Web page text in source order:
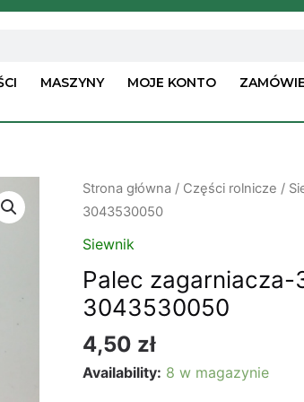
MASZYNY MOJE KONTO
Strona główna / Części rolnicze /
3043530050
Siewnik
Palec
3043530050
4,50 zł
Availability: 8 w magazynie
ilość
Palec
zagarniacza-
fi-
6mm
3043530050